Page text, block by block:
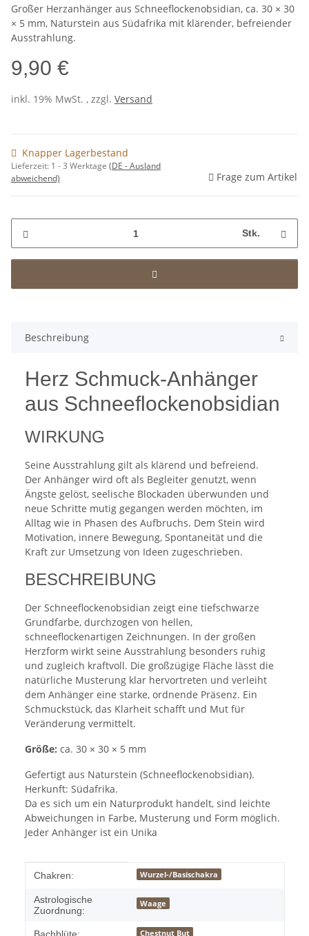
Großer Herzanhänger aus Schneeflockenobsidian, ca. 30 × 30
× 5 mm, Naturstein aus Südafrika mit klärender, befreiender
Ausstrahlung.
9,90 €
inkl. 19% MwSt. , zzgl. Versand
Knapper Lagerbestand
Lieferzeit: 1 - 3 Werktage (DE - Ausland
abweichend)
Frage zum Artikel
Stk.
Beschreibung
Herz Schmuck-Anhänger
aus Schneeflockenobsidian
WIRKUNG
Seine Ausstrahlung gilt als klärend und befreiend.
Der Anhänger wird oft als Begleiter genutzt, wenn
Ängste gelöst, seelische Blockaden überwunden und
neue Schritte mutig gegangen werden möchten, im
Alltag wie in Phasen des Aufbruchs. Dem Stein wird
Motivation, innere Bewegung, Spontaneität und die
Kraft zur Umsetzung von Ideen zugeschrieben.
BESCHREIBUNG
Der Schneeflockenobsidian zeigt eine tiefschwarze
Grundfarbe, durchzogen von hellen,
schneeflockenartigen Zeichnungen. In der großen
Herzform wirkt seine Ausstrahlung besonders ruhig
und zugleich kraftvoll. Die großzügige Fläche lässt die
natürliche Musterung klar hervortreten und verleiht
dem Anhänger eine starke, ordnende Präsenz. Ein
Schmuckstück, das Klarheit schafft und Mut für
Veränderung vermittelt.
Größe: ca. 30 × 30 × 5 mm
Gefertigt aus Naturstein (Schneeflockenobsidian).
Herkunft: Südafrika.
Da es sich um ein Naturprodukt handelt, sind leichte
Abweichungen in Farbe, Musterung und Form möglich.
Jeder Anhänger ist ein Unika
Produkteigenschaft
Wert
Chakren: Wurzel-/Basischakra
Astrologische
Zuordnung:
Waage
Chestnut But